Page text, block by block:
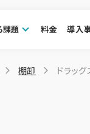
課題 料金 導入
棚卸 ドラッ